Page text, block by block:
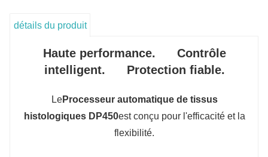
Les capteurs à ultrasons assurent un contrôle précis
débordements.
Récupération automatique
coupures de courant pour protéger les échantillons.
détails du produit
Haute performance. Contrôle
intelligent. Protection fiable.
LeProcesseur automatique de tissus
histologiques DP450est conçu pour l'efficacité et la
flexibilité.